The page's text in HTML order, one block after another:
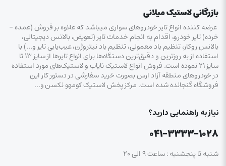
بازرگانی لاستیک میلانی
عرضه کننده انواع تایر خودروهای سواری میباشد که علاوه بر فروش (عمده –
خرده‌) تایر خودرو، اقدام به انجام خدمات تایر (تعویض، بالانس دیجیتالی،
بالانس روکار، تنظیم باد معمولی، تنظیم باد نیتروژن، عیب‌یابی تایر و…) با
استفاده از به روزترین و دقیق‌ترین دستگاه‌ها برای انواع تایرها از سایز ۱۳ تا
سایز ۲۱ نموده است. فروش انواع لاستیک‌ نایاب و لاستیک‌های مورد استفاده
در خودروهای منطقه آزاد ارس بصورت خرید سفارشی در دستور کار این
فروشگاه گنجانده شده است. مرکز پخش لاستیک کومهو نکسن و…
نیاز به راهنمایی دارید؟
۰۴۱-۳۳۳۳-۱۰۲۸
شنبه تا پنجشنبه : ساعت ۹ الی ۲۰